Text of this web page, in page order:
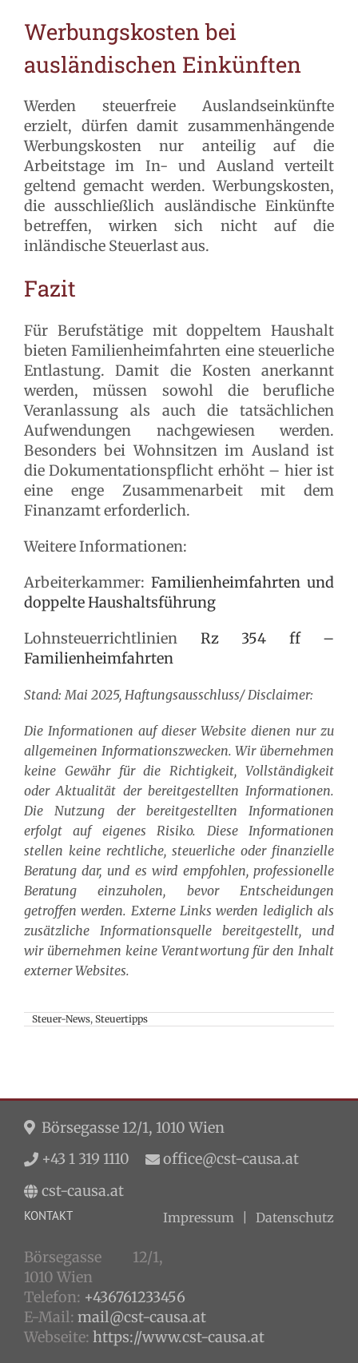
Werbungskosten bei
ausländischen Einkünften
Werden steuerfreie Auslandseinkünfte
erzielt, dürfen damit zusammenhängende
Werbungskosten nur anteilig auf die
Arbeitstage im In- und Ausland verteilt
geltend gemacht werden. Werbungskosten,
die ausschließlich ausländische Einkünfte
betreffen, wirken sich nicht auf die
inländische Steuerlast aus.
Fazit
Für Berufstätige mit doppeltem Haushalt
bieten Familienheimfahrten eine steuerliche
Entlastung. Damit die Kosten anerkannt
werden, müssen sowohl die berufliche
Veranlassung als auch die tatsächlichen
Aufwendungen nachgewiesen werden.
Besonders bei Wohnsitzen im Ausland ist
die Dokumentationspflicht erhöht – hier ist
eine enge Zusammenarbeit mit dem
Finanzamt erforderlich.
Weitere Informationen:
Arbeiterkammer: Familienheimfahrten und
doppelte Haushaltsführung
Lohnsteuerrichtlinien Rz 354 ff –
Familienheimfahrten
Stand: Mai 2025, Haftungsausschluss/ Disclaimer:
Die Informationen auf dieser Website dienen nur zu
allgemeinen Informationszwecken. Wir übernehmen
keine Gewähr für die Richtigkeit, Vollständigkeit
oder Aktualität der bereitgestellten Informationen.
Die Nutzung der bereitgestellten Informationen
erfolgt auf eigenes Risiko. Diese Informationen
stellen keine rechtliche, steuerliche oder finanzielle
Beratung dar, und es wird empfohlen, professionelle
Beratung einzuholen, bevor Entscheidungen
getroffen werden. Externe Links werden lediglich als
zusätzliche Informationsquelle bereitgestellt, und
wir übernehmen keine Verantwortung für den Inhalt
externer Websites.
Steuer-News, Steuertipps
Börsegasse 12/1, 1010 Wien
+43 1 319 1110
office@cst-causa.at
cst-causa.at
Impressum Datenschutz
KONTAKT
Börsegasse 12/1,
1010 Wien
Telefon: +436761233456
E-Mail: mail@cst-causa.at
Webseite: https://www.cst-causa.at